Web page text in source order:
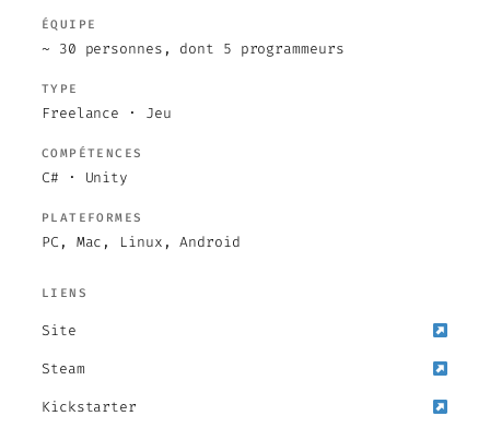
ÉQUIPE
~ 30 personnes, dont 5 programmeurs
TYPE
Freelance · Jeu
COMPÉTENCES
C# · Unity
PLATEFORMES
PC, Mac, Linux, Android
LIENS
Site
Steam
Kickstarter